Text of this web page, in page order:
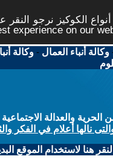
الكوكيز نرجو
experience on our
وكالة أنباء العمال -وكالة
والعدالة الاجتماعية
نالها أعلام في الفكر
هنا لاستخدام الموقع